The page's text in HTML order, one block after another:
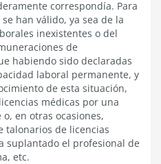
correspondía. Para
han válido, ya sea de la
inexistentes o del
de
habiendo sido declaradas
laboral permanente, y
de esta situación,
médicas por una
en otras ocasiones,
talonarios de licencias
suplantado el profesional de
etc.